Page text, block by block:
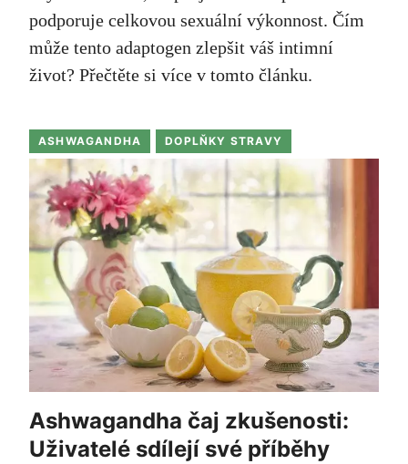
podporuje celkovou sexuální výkonnost. Čím
může tento adaptogen zlepšit váš intimní
život? Přečtěte si více v tomto článku.
ASHWAGANDHA DOPLŇKY STRAVY
Ashwagandha čaj zkušenosti:
Uživatelé sdílejí své příběhy